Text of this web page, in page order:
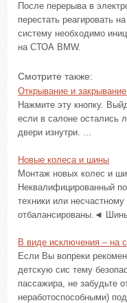
После перерыва в
перестать реагировать
систему необходимо
на СТОА BMW.
Смотрите также:
Открывание и
Нажмите эту кнопку.
если в салоне остались
двери изнутри. ...
Новые колеса и шины
Монтаж новых колес и
Неквалифицированный
техники или
отбалансированы.◄
В виде исключения – на
Если Вы вопреки
детскую сис тему
пассажира, не забудьте
неработоспособными)